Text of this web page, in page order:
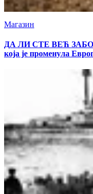
Магазин
ДА ЛИ СТЕ ВЕЋ
која је променула